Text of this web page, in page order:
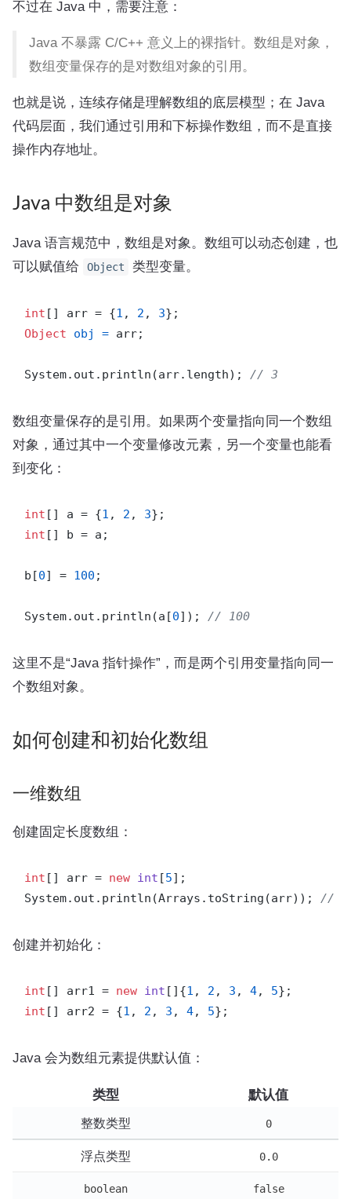
不过在 Java 中，需要注意：
Java 不暴露 C/C++ 意义上的裸指针。数组是对象，
数组变量保存的是对数组对象的引用。
也就是说，连续存储是理解数组的底层模型；在 Java
代码层面，我们通过引用和下标操作数组，而不是直接
操作内存地址。
Java 中数组是对象
Java 语言规范中，数组是对象。数组可以动态创建，也
可以赋值给
Object 类型变量。
int [] arr = {1 , 2 , 3
Object
obj = arr;
System.out.println(arr.length); // 3
数组变量保存的是引用。如果两个变量指向同一个数组
对象，通过其中一个变量修改元素，另一个变量也能看
到变化：
int [] a = {1 , 2 , 3
int [] b = a;
b[0] = 100 ;
System.out.println(a[0]); // 100
这里不是“Java 指针操作”，而是两个引用变量指向同一
个数组对象。
如何创建和初始化数组
一维数组
创建固定长度数组：
int [] arr = new int [5];
System.out.println(Arrays.toString(arr)); //
创建并初始化：
int [] arr1 = new int []{1 , 2 , 3 , 4, 5
int [] arr2 = {1 , 2 , 3 , 4, 5
Java 会为数组元素提供默认值：
类型 默认值
整数类型 0
浮点类型 0.0
boolean false